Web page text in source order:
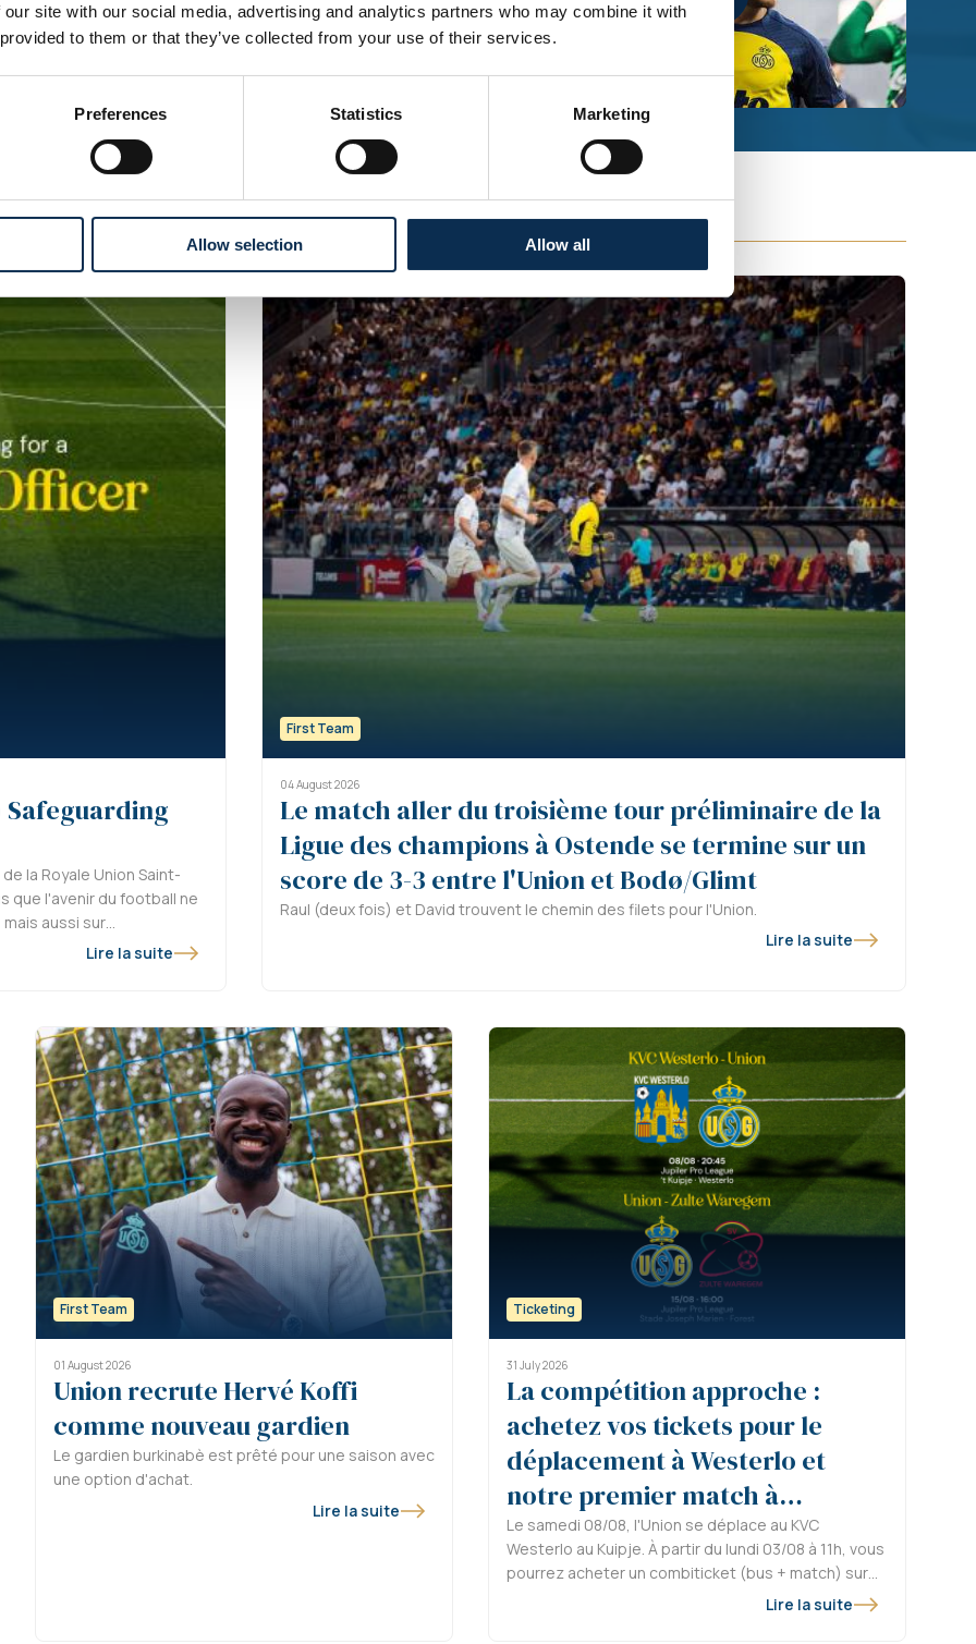
site with our social media, advertising and analytics partners who may combine it with
to them or that they’ve collected from your use of their services.
Preferences Statistics Marketing
Allow selection Allow all
Safeguarding
la Royale Union Saint-
que l'avenir du football ne
aussi sur
en tant que sportifs et
quotidien de
Officer sous statut
assurer le suivi de notre
référence visible,
Lire la suite
First Team
04 August 2026
Le match aller du troisième tour préliminaire de la
Ligue des champions à Ostende se termine sur un
score de 3-3 entre l'Union et Bodø/Glimt
Raul (deux fois) et David trouvent le chemin des filets pour l'Union.
Lire la suite
First Team
01 August 2026
Union recrute Hervé Koffi
comme nouveau gardien
Le gardien burkinabè est prêté pour une saison avec
une option d'achat.
Lire la suite
Ticketing
31 July 2026
La compétition approche :
achetez vos tickets pour le
déplacement à Westerlo et
notre premier match à
domicile
Le samedi 08/08, l'Union se déplace au KVC
Westerlo au Kuipje. À partir du lundi 03/08 à 11h, vous
pourrez acheter un combiticket (bus + match) sur
ticketing.rusg.brussels. La semaine suivante, nous
Lire la suite